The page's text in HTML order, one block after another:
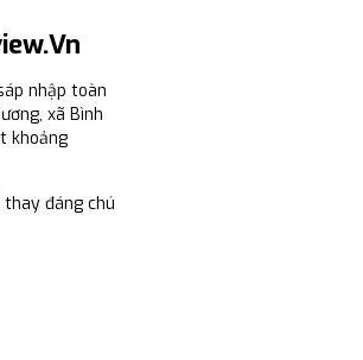
nhập toàn
xã Bình
khoảng
đáng chú